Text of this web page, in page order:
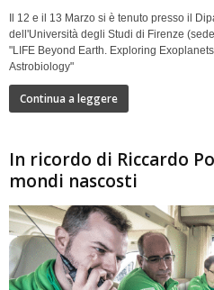
Il 12 e il 13 Marzo si è tenuto presso il
dell'Università degli Studi di Firenze
"LIFE Beyond Earth. Exploring
Astrobiology"
Continua a leggere
In ricordo di Riccardo
mondi nascosti